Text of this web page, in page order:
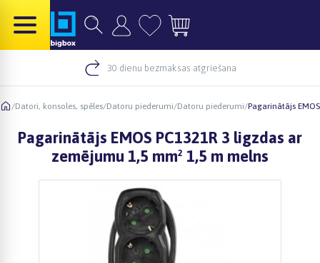
30 dienu bezmaksas atgriešana
/Datori, konsoles, spēles/Datoru piederumi/Datoru piederumi/Pagarinātājs
Pagarinātājs EMOS PC1321R 3 ligzdas ar
zemējumu 1,5 mm² 1,5 m melns